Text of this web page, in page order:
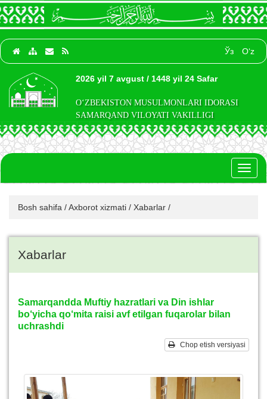
Ўз O‘z
2026 yil 7 avgust / 1448 yil 24 Safar
O‘ZBEKISTON MUSULMONLARI IDORASI
SAMARQAND VILOYATI VAKILLIGI
Bosh sahifa /Axborot xizmati / Xabarlar /
Xabarlar
Samarqandda Muftiy hazratlari va Din ishlar
bo‘yicha qo‘mita raisi avf etilgan fuqarolar bilan
uchrashdi
Chop etish versiyasi